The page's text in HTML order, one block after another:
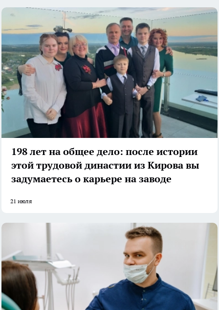
198 лет на общее дело: после истории
этой трудовой династии из Кирова вы
задумаетесь о карьере на заводе
21 июля